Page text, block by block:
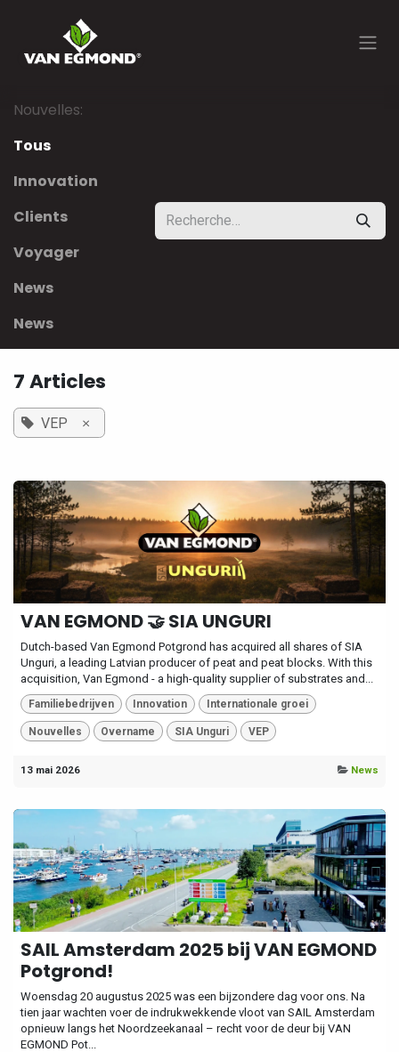
Nouvelles:
Tous
Innovation
Clients
Voyager
News
News
7 Articles
VEP ×
VAN EGMOND 🤝 SIA UNGURI
Dutch-based Van Egmond Potgrond has acquired all shares of SIA
Unguri, a leading Latvian producer of peat and peat blocks. With this
acquisition, Van Egmond - a high-quality supplier of substrates and...
Familiebedrijven Innovation Internationale groei
Nouvelles Overname SIA Unguri VEP
13 mai 2026 News
SAIL Amsterdam 2025 bij VAN EGMOND
Potgrond!
Woensdag 20 augustus 2025 was een bijzondere dag voor ons. Na
tien jaar wachten voer de indrukwekkende vloot van SAIL Amsterdam
opnieuw langs het Noordzeekanaal – recht voor de deur bij VAN
EGMOND Pot...